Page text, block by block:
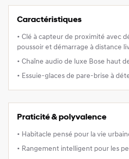
Caractéristiques
• Clé à capteur de proximité avec
poussoir et démarrage à distance
• Chaîne audio de luxe Bose haut
• Essuie-glaces de pare-brise à
Praticité & polyvalence
• Habitacle pensé pour la vie
• Rangement intelligent pour les